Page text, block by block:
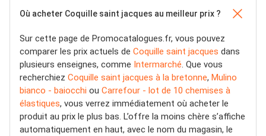
Où acheter Coquille saint jacques au meilleur prix ?
Sur cette page de Promocatalogues.fr, vous pouvez
comparer les prix actuels de Coquille saint jacques dans
plusieurs enseignes, comme Intermarché . Que vous
recherchiez Coquille saint jacques à la bretonne, Mulino
bianco - baiocchi ou Carrefour - lot de 10 chemises à
élastiques, vous verrez immédiatement où acheter le
produit au prix le plus bas. L’offre la moins chère s’affiche
automatiquement en haut, avec le nom du magasin, le